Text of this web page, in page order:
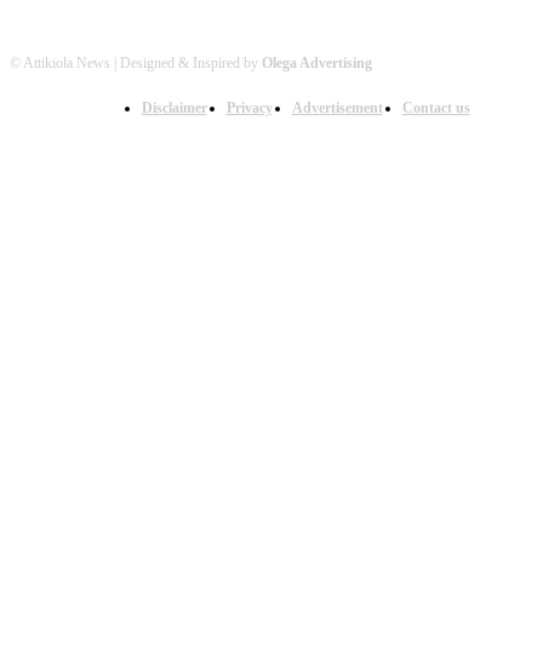
© Attikiola News | Designed & Inspired by Olega Advertising
Disclaimer Privacy Advertisement Contact us